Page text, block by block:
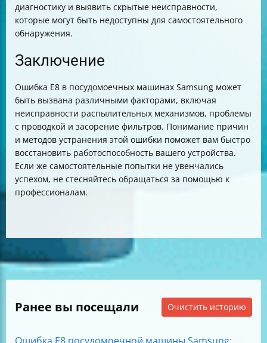
диагностику и выявить скрытые неисправности,
которые могут быть недоступны для самостоятельного
обнаружения.
Заключение
Ошибка E8 в посудомоечных машинах Samsung может
быть вызвана различными факторами, включая
неисправности распылительных механизмов, проблемы
с проводкой и засорение фильтров. Понимание причин
и методов устранения этой ошибки поможет вам быстро
восстановить работоспособность вашего устройства.
Если же самостоятельные попытки не увенчались
успехом, не стесняйтесь обращаться за помощью к
профессионалам.
Ранее вы посещали Очистить историю